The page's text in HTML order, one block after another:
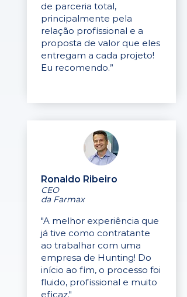
de parceria total,
principalmente pela
relação profissional e a
proposta de valor que eles
entregam a cada projeto!
Eu recomendo.”
Ronaldo Ribeiro
CEO
da Farmax
"A melhor experiência que
já tive como contratante
ao trabalhar com uma
empresa de Hunting! Do
início ao fim, o processo foi
fluido, profissional e muito
eficaz."